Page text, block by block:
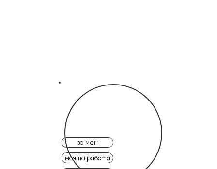
за мен
моята работа